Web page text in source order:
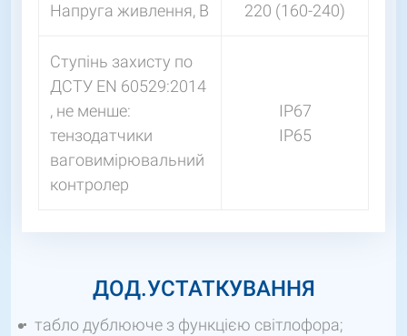
Напруга живлення, В 220 (160-240)
Ступінь захисту по
ДСТУ EN 60529:2014
, не менше:
тензодатчики
ваговимірювальний
контролер
IP67
IP65
ДОД.УСТАТКУВАННЯ
табло дублююче з функцією світлофора;